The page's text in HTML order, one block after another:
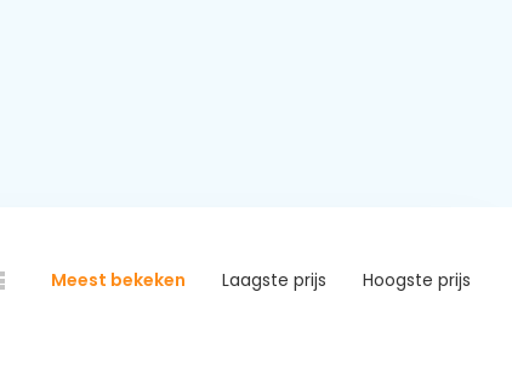
Meest bekeken Laagste prijs Hoogste prijs